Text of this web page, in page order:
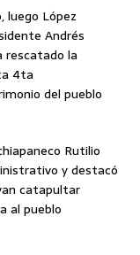
luego López
Andrés
rescatado la
4ta
del pueblo
Rutilio
y destacó
catapultar
al pueblo